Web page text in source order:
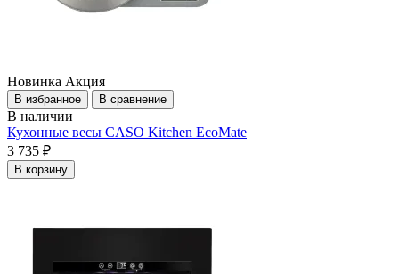
Новинка Акция
В избранное В сравнение
В наличии
Кухонные весы CASO Kitchen EcoMate
3 735 ₽
В корзину